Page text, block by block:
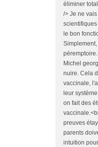
éliminer
/> Je ne
le bon
Michel
nuire. Cela
vaccinale,
leur
on fait des
preuves
parents
intuition